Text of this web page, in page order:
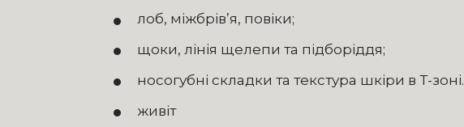
лоб, міжбрів’я, повіки;
щоки, лінія щелепи та підборіддя;
носогубні складки та текстура шкіри в Т-зоні.
живіт